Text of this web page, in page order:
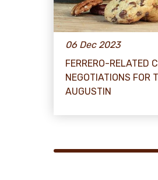
06 Dec 2023
FERRERO-RELATED
NEGOTIATIONS FOR
AUGUSTIN